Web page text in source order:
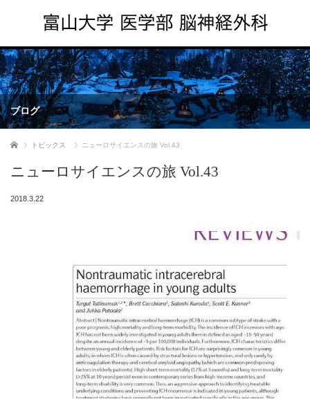
ブログ
ホーム トピックス ニューロサイエンスの旅 Vol.43
ニューロサイエンスの旅 Vol.43
2018.3.22